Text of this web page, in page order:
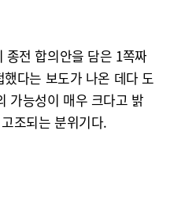
종전 합의안을 담은 1쪽짜
다는 보도가 나온 데다 도
가능성이 매우 크다고 밝
조되는 분위기다.